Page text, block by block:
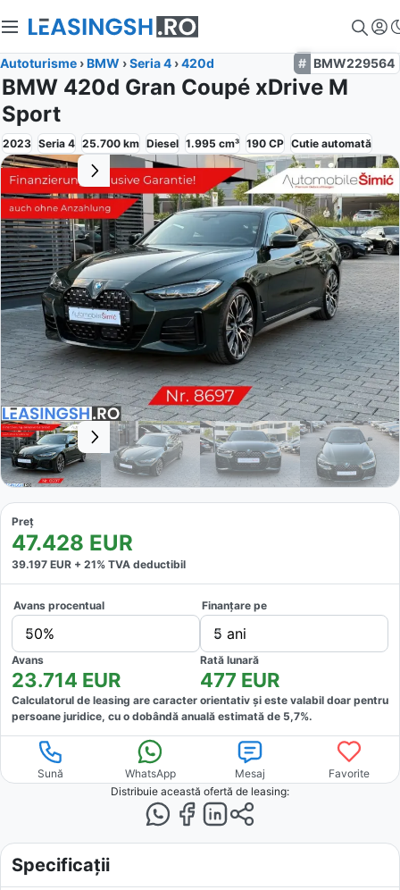
Autoturisme ›BMW ›Seria 4 ›420d BMW229564
BMW 420d Gran Coupé xDrive M
Sport
2023 Seria 4 25.700 km Diesel 1.995 cm³ 190 CP Cutie automată
Preț
47.428 EUR
39.197 EUR + 21% TVA deductibil
Avans procentual
50%
Finanțare pe
5 ani
Avans
23.714 EUR
Rată lunară
477 EUR
Calculatorul de leasing are caracter orientativ și este valabil doar pentru
persoane juridice, cu o dobândă anuală estimată de 5,7%.
Sună WhatsApp Mesaj
Favorite
Distribuie această ofertă de leasing:
Specificații